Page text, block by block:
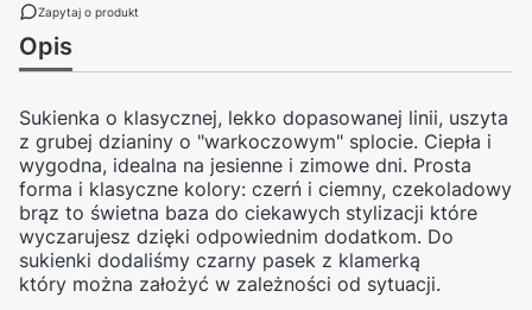
Zapytaj o produkt
Opis
Sukienka o klasycznej, lekko dopasowanej linii, uszyta
z grubej dzianiny o "warkoczowym" splocie. Ciepła i
wygodna, idealna na jesienne i zimowe dni. Prosta
forma i klasyczne kolory: czerń i ciemny, czekoladowy
brąz to świetna baza do ciekawych stylizacji które
wyczarujesz dzięki odpowiednim dodatkom. Do
sukienki dodaliśmy czarny pasek z klamerką
który można założyć w zależności od sytuacji.